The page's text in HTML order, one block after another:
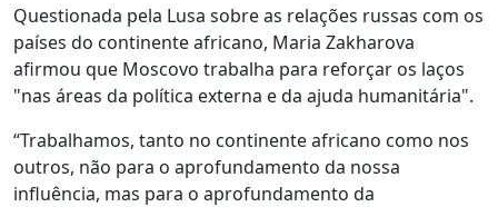
Questionada pela Lusa sobre as relações russas com os
países do continente africano, Maria Zakharova
afirmou que Moscovo trabalha para reforçar os laços
"nas áreas da política externa e da ajuda humanitária".
“Trabalhamos, tanto no continente africano como nos
outros, não para o aprofundamento da nossa
influência, mas para o aprofundamento da